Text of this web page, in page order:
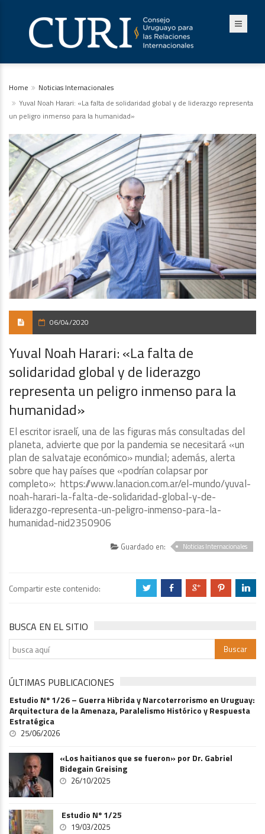
Home
Noticias Internacionales
Yuval Noah Harari: «La falta de solidaridad global y de liderazgo representa
un peligro inmenso para la humanidad»
06/04/2020
Yuval Noah Harari: «La falta de
solidaridad global y de liderazgo
representa un peligro inmenso para la
humanidad»
El escritor israelí, una de las figuras más consultadas del
planeta, advierte que por la pandemia se necesitará «un
plan de salvataje económico» mundial; además, alerta
sobre que hay países que «podrían colapsar por
completo»: https://www.lanacion.com.ar/el-mundo/yuval-
noah-harari-la-falta-de-solidaridad-global-y-de-
liderazgo-representa-un-peligro-inmenso-para-la-
humanidad-nid2350906
Guardado en: Noticias Internacionales
Compartir este contenido: a b c d j
BUSCA EN EL SITIO
ÚLTIMAS PUBLICACIONES
Estudio Nº 1/26 – Guerra Hibrida y Narcoterrorismo en Uruguay:
Arquitectura de la Amenaza, Paralelismo Histórico y Respuesta
Estratégica
25/06/2026
«Los haitianos que se fueron» por Dr. Gabriel
Bidegain Greising
26/10/2025
Estudio Nº 1/25
19/03/2025